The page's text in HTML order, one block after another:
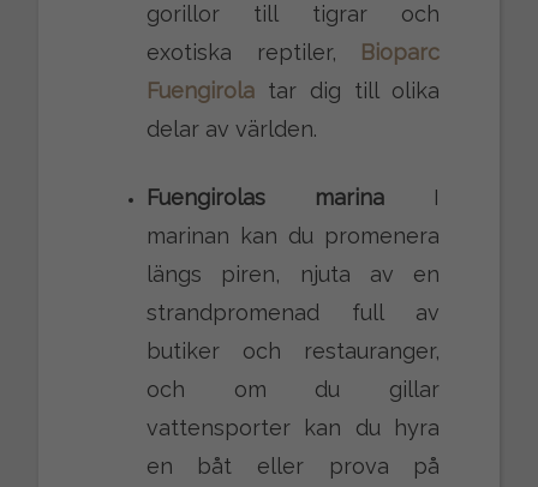
gorillor till tigrar och
exotiska reptiler,
Bioparc
Fuengirolatar dig till olika
delar av världen.
Fuengirolas marina I
marinan kan du promenera
längs piren, njuta av en
strandpromenad full av
butiker och restauranger,
och om du gillar
vattensporter kan du hyra
en båt eller prova på